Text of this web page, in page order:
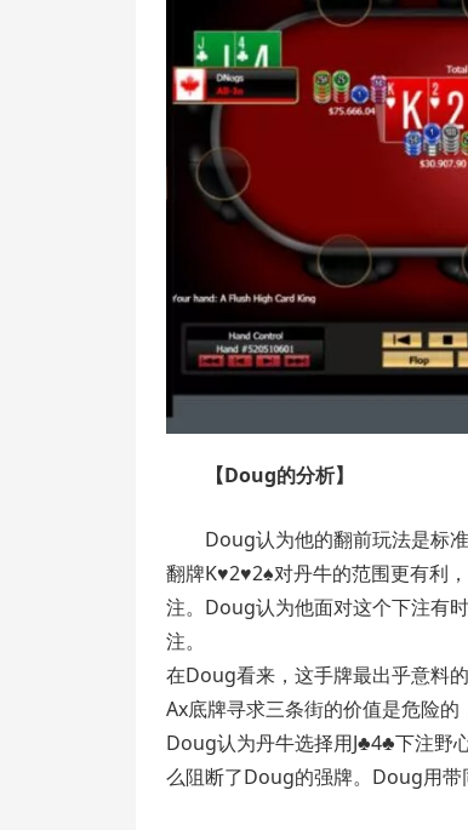
【Doug的分析】
Doug认为他的翻前玩法是标
翻牌K♥2♥2♠对丹牛的范围更有利
注。Doug认为他面对这个下注有
注。
在Doug看来，这手牌最出乎意料
Ax底牌寻求三条街的价值是危险的
Doug认为丹牛选择用J♣4♣下注野
么阻断了Doug的强牌。Doug用带